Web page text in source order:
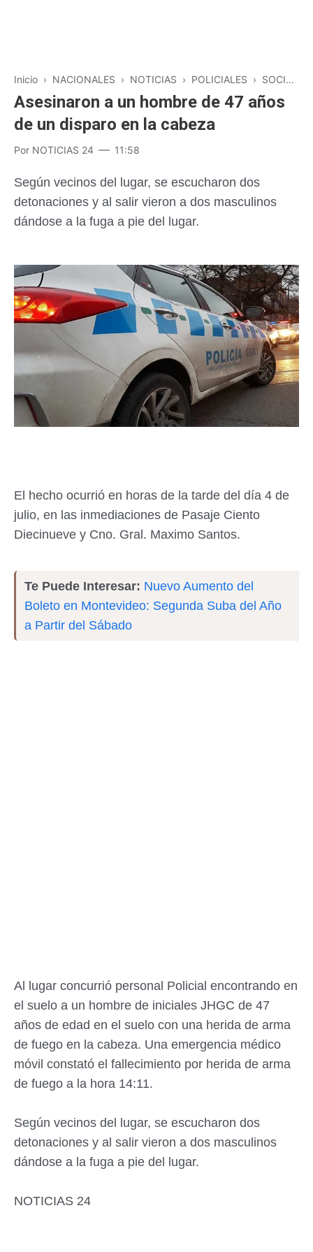
Inicio › NACIONALES › NOTICIAS › POLICIALES › SOCIEDAD
Asesinaron a un hombre de 47 años
de un disparo en la cabeza
Por NOTICIAS 24 11:58
Según vecinos del lugar, se escucharon dos
detonaciones y al salir vieron a dos masculinos
dándose a la fuga a pie del lugar.
El hecho ocurrió en horas de la tarde del día 4 de
julio, en las inmediaciones de Pasaje Ciento
Diecinueve y Cno. Gral. Maximo Santos.
Te Puede Interesar: Nuevo Aumento del
Boleto en Montevideo: Segunda Suba del Año
a Partir del Sábado
Al lugar concurrió personal Policial encontrando en
el suelo a un hombre de iniciales JHGC de 47
años de edad en el suelo con una herida de arma
de fuego en la cabeza. Una emergencia médico
móvil constató el fallecimiento por herida de arma
de fuego a la hora 14:11.
Según vecinos del lugar, se escucharon dos
detonaciones y al salir vieron a dos masculinos
dándose a la fuga a pie del lugar.
NOTICIAS 24